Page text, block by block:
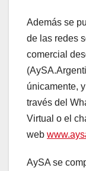
Además se
de las redes
comercial
únicamente,
través del
Virtual o el
web
AySA se